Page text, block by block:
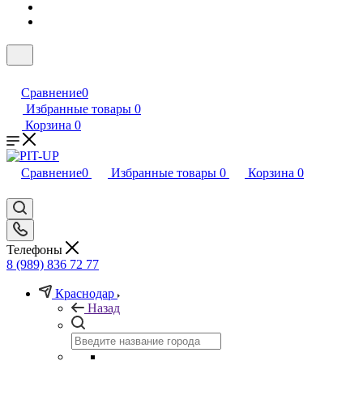
Сравнение0
Избранные товары 0
Корзина 0
Сравнение0 Избранные товары 0 Корзина 0
Телефоны
8 (989) 836 72 77
Краснодар
Назад